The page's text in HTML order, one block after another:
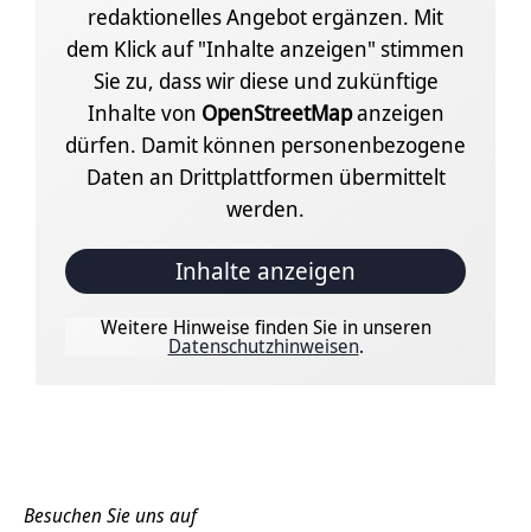
redaktionelles Angebot ergänzen. Mit
dem Klick auf "Inhalte anzeigen" stimmen
Sie zu, dass wir diese und zukünftige
Inhalte von OpenStreetMapanzeigen
dürfen. Damit können personenbezogene
Daten an Drittplattformen übermittelt
werden.
Inhalte anzeigen
Weitere Hinweise finden Sie in unseren
Datenschutzhinweisen.
Besuchen Sie uns auf